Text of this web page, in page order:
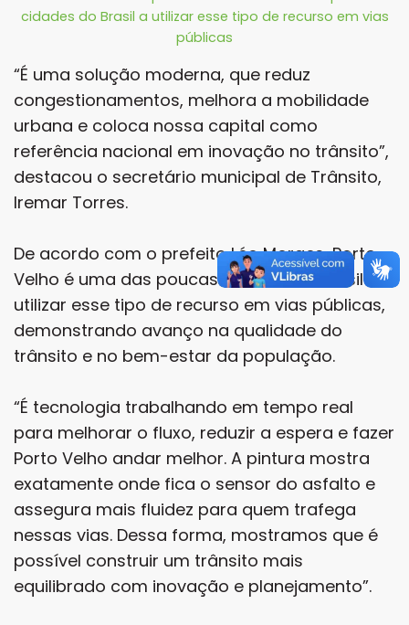
cidades do Brasil a utilizar esse tipo de recurso em vias
públicas
“É uma solução moderna, que reduz
congestionamentos, melhora a mobilidade
urbana e coloca nossa capital como
referência nacional em inovação no trânsito”,
destacou o secretário municipal de Trânsito,
Iremar Torres.
De acordo com o prefeito Léo Moraes, Porto
Velho é uma das poucas cidades do Brasil a
utilizar esse tipo de recurso em vias públicas,
demonstrando avanço na qualidade do
trânsito e no bem-estar da população.
“É tecnologia trabalhando em tempo real
para melhorar o fluxo, reduzir a espera e fazer
Porto Velho andar melhor. A pintura mostra
exatamente onde fica o sensor do asfalto e
assegura mais fluidez para quem trafega
nessas vias. Dessa forma, mostramos que é
possível construir um trânsito mais
equilibrado com inovação e planejamento”.